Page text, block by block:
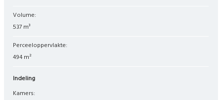
Volume:
537 m³
Perceeloppervlakte:
494 m²
Indeling
Kamers: